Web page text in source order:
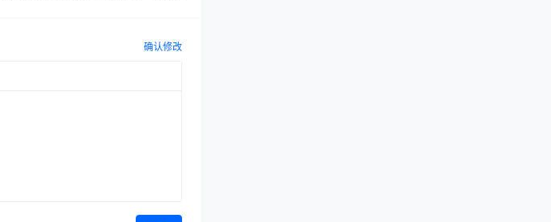
确认修改